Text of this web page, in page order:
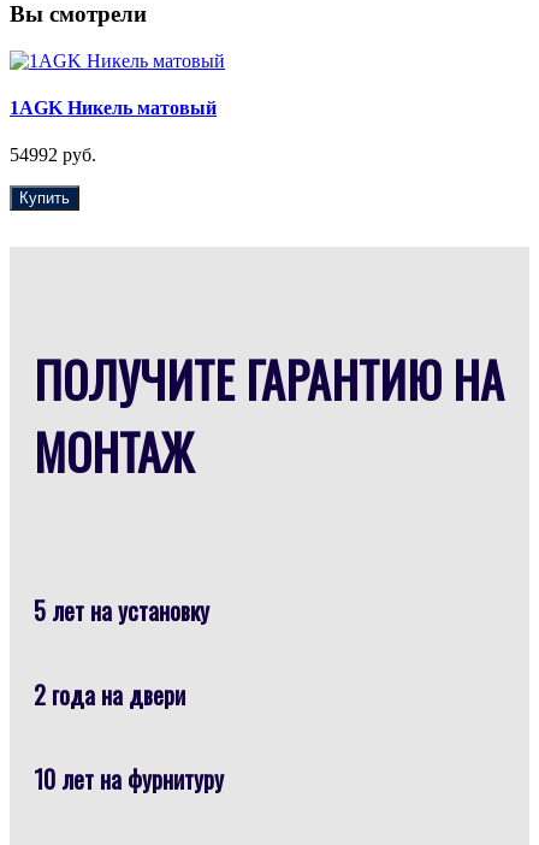
Вы смотрели
1AGK Никель матовый
54992 руб.
Купить
ПОЛУЧИТЕ ГАРАНТИЮ НА
МОНТАЖ
5 лет на установку
2 года на двери
10 лет на фурнитуру